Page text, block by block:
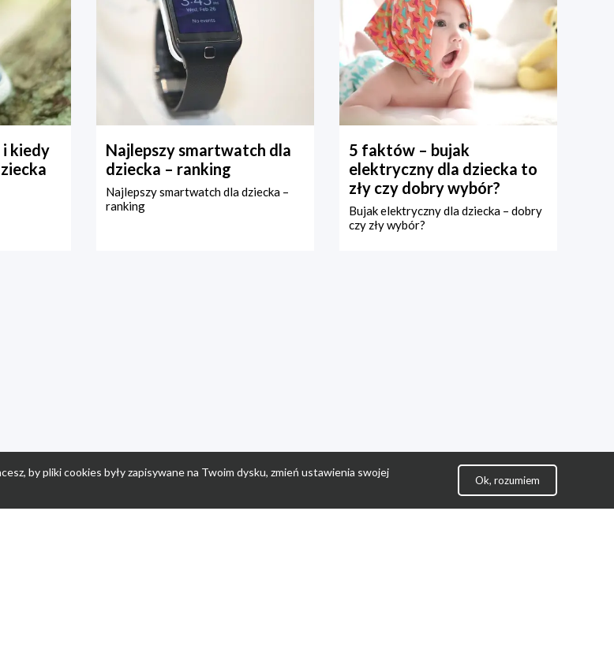
i kiedy
Najlepszy smartwatch dla
dziecka – ranking
Najlepszy smartwatch dla dziecka –
ranking
5 faktów – bujak
elektryczny dla dziecka to
zły czy dobry wybór?
Bujak elektryczny dla dziecka – dobry
czy zły wybór?
by pliki cookies były zapisywane na Twoim dysku, zmień ustawienia swojej
Ok, rozumiem